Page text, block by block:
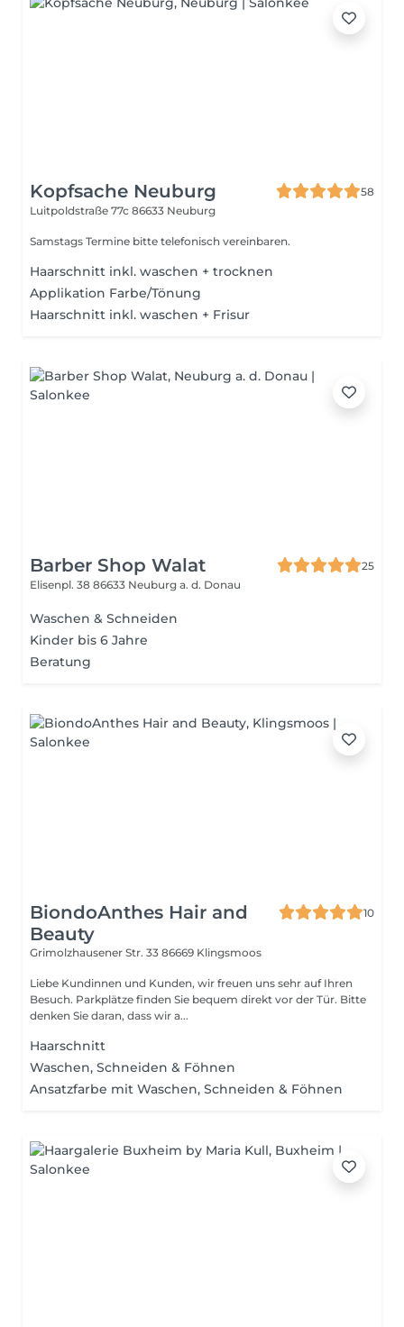
Kopfsache Neuburg
58
Luitpoldstraße 77c 86633 Neuburg
Samstags Termine bitte telefonisch vereinbaren.
Haarschnitt inkl. waschen + trocknen
Applikation Farbe/Tönung
Haarschnitt inkl. waschen + Frisur
Barber Shop Walat
25
Elisenpl. 38 86633 Neuburg a. d. Donau
Waschen & Schneiden
Kinder bis 6 Jahre
Beratung
BiondoAnthes Hair and
Beauty
10
Grimolzhausener Str. 33 86669 Klingsmoos
Liebe Kundinnen und Kunden, wir freuen uns sehr auf Ihren
Besuch. Parkplätze finden Sie bequem direkt vor der Tür. Bitte
denken Sie daran, dass wir a...
Haarschnitt
Waschen, Schneiden & Föhnen
Ansatzfarbe mit Waschen, Schneiden & Föhnen